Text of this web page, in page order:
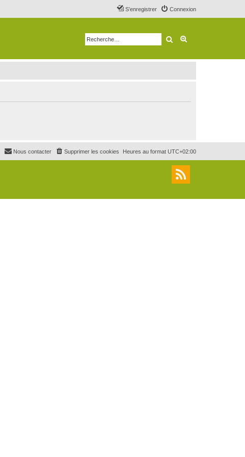
Connexion
S’enregistrer
Rechercher
Heures au format UTC+02:00
Supprimer les cookies
Nous contacter